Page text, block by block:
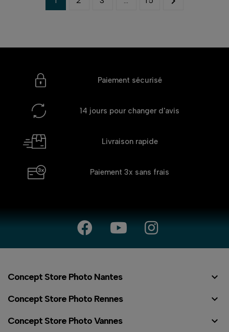
Paiement sécurisé
14 jours pour changer d'avis
Livraison rapide
Paiement 3x sans frais
Concept Store Photo Nantes 
Concept Store Photo Rennes 
Concept Store Photo Vannes 